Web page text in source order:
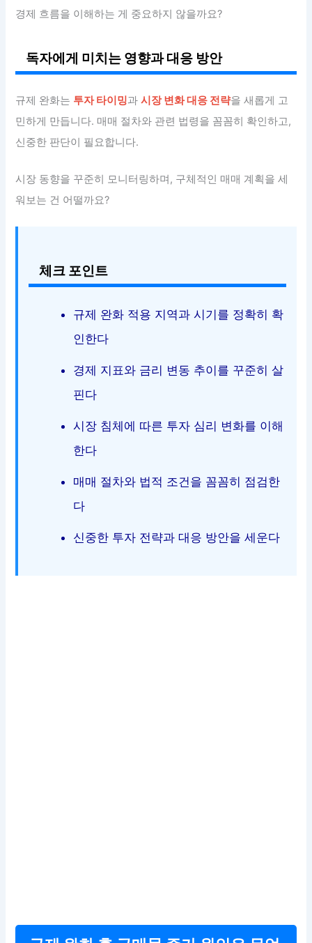
경제 흐름을 이해하는 게 중요하지 않을까요?
독자에게 미치는 영향과 대응 방안
규제 완화는 투자 타이밍과시장 변화 대응 전략을 새롭게 고
민하게 만듭니다. 매매 절차와 관련 법령을 꼼꼼히 확인하고,
신중한 판단이 필요합니다.
시장 동향을 꾸준히 모니터링하며, 구체적인 매매 계획을 세
워보는 건 어떨까요?
체크 포인트
규제 완화 적용 지역과 시기를 정확히 확
인한다
경제 지표와 금리 변동 추이를 꾸준히 살
핀다
시장 침체에 따른 투자 심리 변화를 이해
한다
매매 절차와 법적 조건을 꼼꼼히 점검한
다
신중한 투자 전략과 대응 방안을 세운다